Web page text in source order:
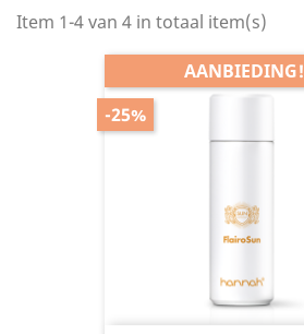
Item 1-4 van 4 in totaal item(s)
-25%
AANBIEDING!